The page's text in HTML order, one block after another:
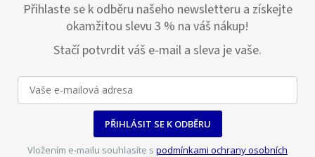
Přihlaste se k odběru našeho newsletteru a získejte
okamžitou slevu 3 % na váš nákup!
Stačí potvrdit váš e-mail a sleva je vaše.
PŘIHLÁSIT SE K ODBĚRU
Vložením e-mailu souhlasíte s podmínkami ochrany osobních